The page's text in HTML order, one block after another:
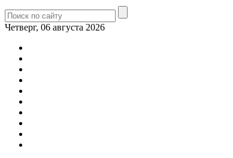
Четверг, 06 августа 2026